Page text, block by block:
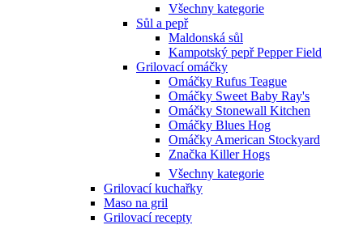
Všechny kategorie
Sůl a pepř
Maldonská sůl
Kampotský pepř Pepper Field
Grilovací omáčky
Omáčky Rufus Teague
Omáčky Sweet Baby Ray's
Omáčky Stonewall Kitchen
Omáčky Blues Hog
Omáčky American Stockyard
Značka Killer Hogs
Všechny kategorie
Grilovací kuchařky
Maso na gril
Grilovací recepty